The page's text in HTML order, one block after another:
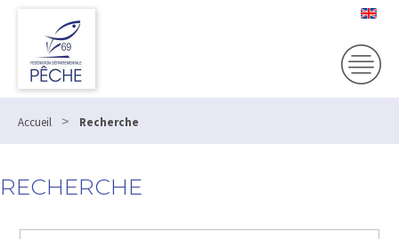
Accueil > Recherche
RECHERCHE